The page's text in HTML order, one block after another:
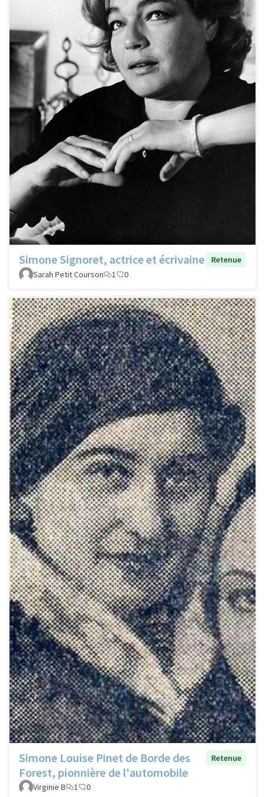
Simone Signoret, actrice et écrivaine
Retenue
Sarah Petit Courson
1 0
Simone Louise Pinet de Borde des
Forest, pionnière de l'automobile
Retenue
Virginie B 1 0